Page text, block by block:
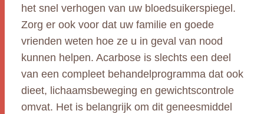
het snel verhogen van uw bloedsuikerspiegel.
Zorg er ook voor dat uw familie en goede
vrienden weten hoe ze u in geval van nood
kunnen helpen. Acarbose is slechts een deel
van een compleet behandelprogramma dat ook
dieet, lichaamsbeweging en gewichtscontrole
omvat. Het is belangrijk om dit geneesmiddel